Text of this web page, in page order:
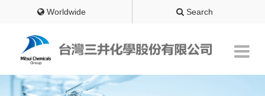
Worldwide Search